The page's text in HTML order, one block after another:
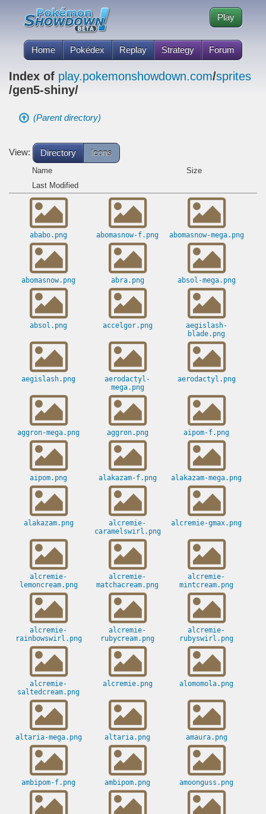
Home Pokédex Replay Strategy Forum
Play
Index of play.pokemonshowdown.com/sprites
/gen5-shiny/
(Parent directory)
View: Directory Icons
Name
Size
Last Modified
ababo.png abomasnow-f.png abomasnow-mega.png
abomasnow.png abra.png absol-mega.png
absol.png accelgor.png
aegislash-
blade.png
aegislash.png
aerodactyl-
mega.png
aerodactyl.png
aggron-mega.png aggron.png aipom-f.png
aipom.png alakazam-f.png alakazam-mega.png
alakazam.png
alcremie-
caramelswirl.png
alcremie-gmax.png
alcremie-
lemoncream.png
alcremie-
matchacream.png
alcremie-
mintcream.png
alcremie-
rainbowswirl.png
alcremie-
rubycream.png
alcremie-
rubyswirl.png
alcremie-
saltedcream.png
alcremie.png alomomola.png
altaria-mega.png altaria.png amaura.png
ambipom-f.png ambipom.png amoonguss.png